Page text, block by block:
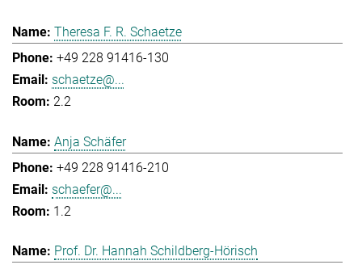
Theresa F. R. Schaetze
+49 228 91416-130
schaetze@...
2.2
Anja Schäfer
+49 228 91416-210
schaefer@...
1.2
Prof. Dr. Hannah Schildberg-Hörisch